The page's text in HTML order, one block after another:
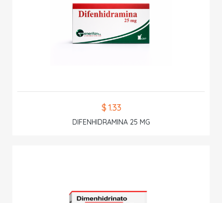
$ 1.33
DIFENHIDRAMINA 25 MG